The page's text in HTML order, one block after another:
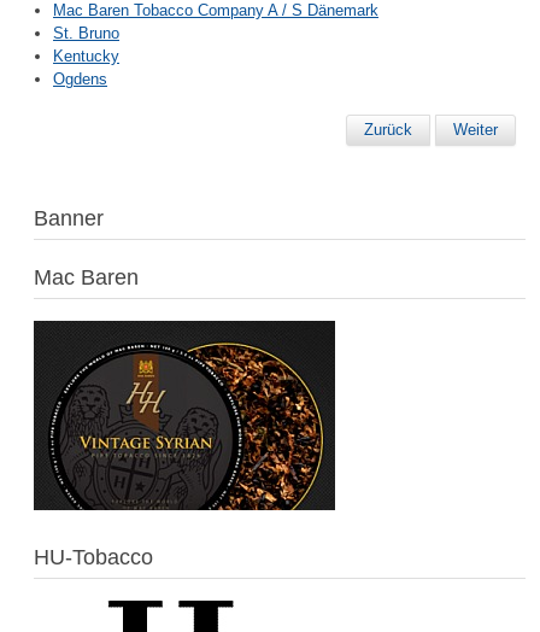
Mac Baren Tobacco Company A / S Dänemark
St. Bruno
Kentucky
Ogdens
Zurück Weiter
Banner
Mac Baren
HU-Tobacco